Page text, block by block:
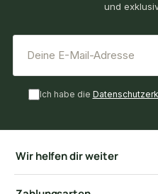
und
Ich habe die
Wir helfen dir weiter